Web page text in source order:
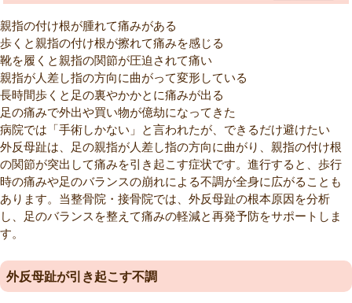
親指の付け根が腫れて痛みがある
歩くと親指の付け根が擦れて痛みを感じる
靴を履くと親指の関節が圧迫されて痛い
親指が人差し指の方向に曲がって変形している
長時間歩くと足の裏やかかとに痛みが出る
足の痛みで外出や買い物が億劫になってきた
病院では「手術しかない」と言われたが、できるだけ避けたい
外反母趾は、足の親指が人差し指の方向に曲がり、親指の付け根
の関節が突出して痛みを引き起こす症状です。進行すると、歩行
時の痛みや足のバランスの崩れによる不調が全身に広がることも
あります。当整骨院・接骨院では、外反母趾の根本原因を分析
し、足のバランスを整えて痛みの軽減と再発予防をサポートしま
す。
外反母趾が引き起こす不調